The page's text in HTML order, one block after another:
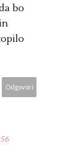
bo
Odgovori